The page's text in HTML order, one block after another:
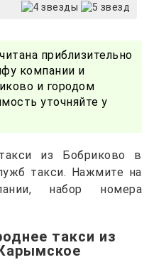
приблизительно
компании и
и городом
уточняйте у
из Бобриково в
такси. Нажмите на
набор номера
такси из